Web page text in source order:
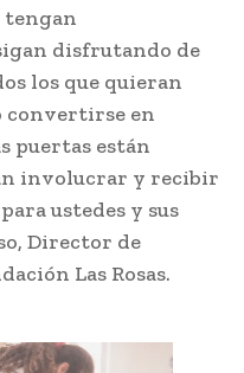
disfrutando de
los que quieran
convertirse en
puertas están
involucrar y recibir
ustedes y sus
Director de
Las Rosas.